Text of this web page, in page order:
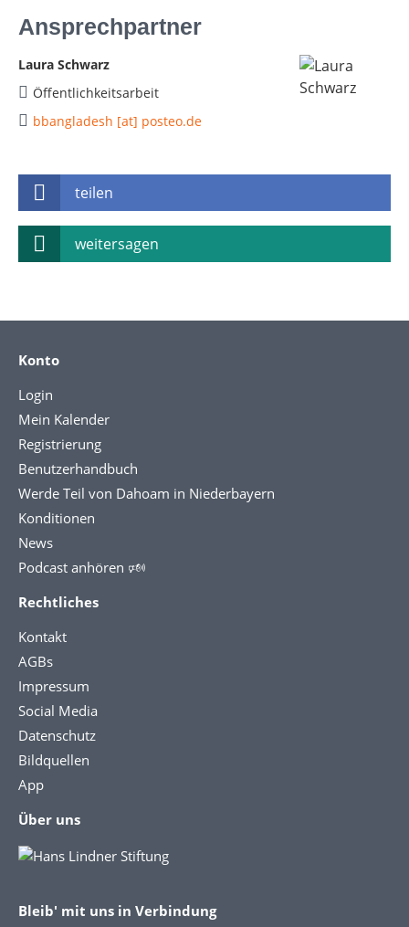
Ansprechpartner
Laura Schwarz
Öffentlichkeitsarbeit
bbangladesh [at] posteo.de
teilen
weitersagen
Konto
Login
Mein Kalender
Registrierung
Benutzerhandbuch
Werde Teil von Dahoam in Niederbayern
Konditionen
News
Podcast anhören 🕬
Rechtliches
Kontakt
AGBs
Impressum
Social Media
Datenschutz
Bildquellen
App
Über uns
Bleib' mit uns in Verbindung